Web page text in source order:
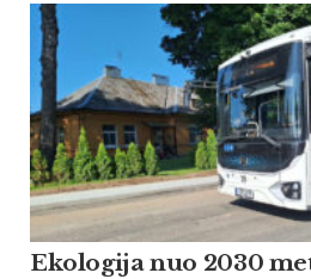
Ekologija nuo 2030